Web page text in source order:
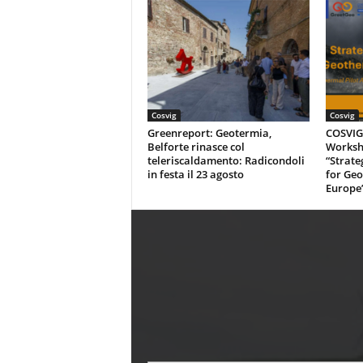
Cosvig
Greenreport: Geotermia,
Belforte rinasce col
teleriscaldamento: Radicondoli
in festa il 23 agosto
Cosvig
for